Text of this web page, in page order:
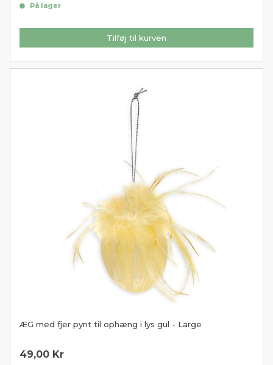
På lager
Tilføj til kurven
ÆG med fjer pynt til ophæng i lys gul - Large
49,00 Kr